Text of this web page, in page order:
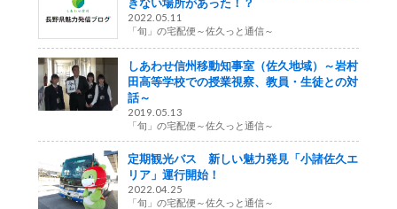
2022.05.11
「旬」の宅配便～佐久っと通信～
しあわせ信州移動知事室（佐久地域）～岩村
田高等学校での授業視察、教員・生徒との対
話～
2019.05.13
「旬」の宅配便～佐久っと通信～
定期観光バス 新しい魅力発見「小諸佐久エ
リア」運行開始！
2022.04.25
「旬」の宅配便～佐久っと通信～